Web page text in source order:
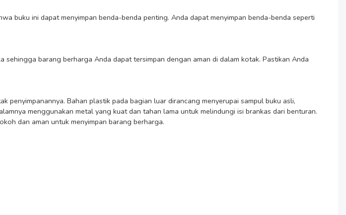
menggunakan metal yang kuat dan tahan lama untuk melindungi isi brankas dari benturan.
dan aman untuk menyimpan barang berharga.